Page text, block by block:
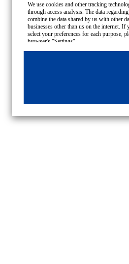
We use cookies and other tracking
through access analysis. The data
combine the data shared by us with other
businesses other than us on the internet.
select your preferences for each purpose,
browser's "Settings".